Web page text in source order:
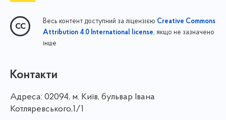
Весь контент доступний за ліцензією Creative Commons
Attribution 4.0 International license, якщо не зазначено
інше
Контакти
Адреса: 02094, м. Київ, бульвар Івана
Котляревського,1/1